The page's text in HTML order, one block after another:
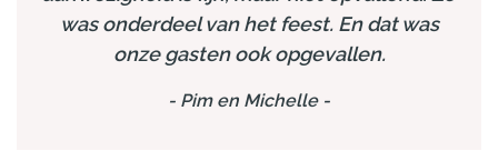
was onderdeel van het feest. En dat was
onze gasten ook opgevallen.
- Pim en Michelle-